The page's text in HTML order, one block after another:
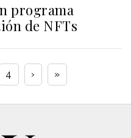
programa
de NFTs
4 › »